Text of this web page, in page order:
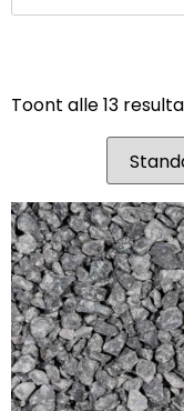
Toont alle 13